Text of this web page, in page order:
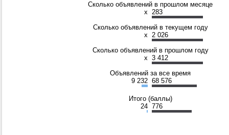
Сколько объявлений в прошлом месяце
x 283
Сколько объявлений в текущем году
x 2 026
Сколько объявлений в прошлом году
x 3 412
Объявлений за все время
9 232 68 576
Итого (баллы)
24 776